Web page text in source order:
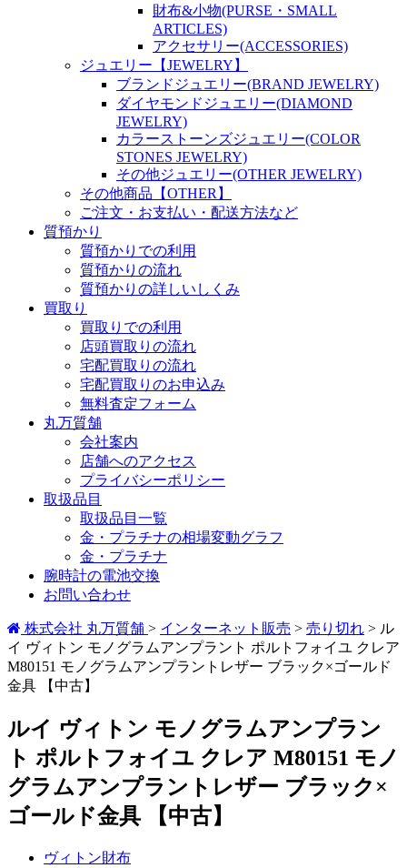
財布&小物(PURSE・SMALL
ARTICLES)
アクセサリー(ACCESSORIES)
ジュエリー【JEWELRY】
ブランドジュエリー(BRAND JEWELRY)
ダイヤモンドジュエリー(DIAMOND
JEWELRY)
カラーストーンズジュエリー(COLOR
STONES JEWELRY)
その他ジュエリー(OTHER JEWELRY)
その他商品【OTHER】
ご注文・お支払い・配送方法など
質預かり
質預かりでの利用
質預かりの流れ
質預かりの詳しいしくみ
買取り
買取りでの利用
店頭買取りの流れ
宅配買取りの流れ
宅配買取りのお申込み
無料査定フォーム
丸万質舗
会社案内
店舗へのアクセス
プライバシーポリシー
取扱品目
取扱品目一覧
金・プラチナの相場変動グラフ
金・プラチナ
腕時計の電池交換
お問い合わせ
株式会社 丸万質舗 > インターネット販売 > 売り切れ > ル
イ ヴィトン モノグラムアンプラント ポルトフォイユ クレア
M80151 モノグラムアンプラントレザー ブラック×ゴールド
金具 【中古】
ルイ ヴィトン モノグラムアンプラン
ト ポルトフォイユ クレア M80151 モノ
グラムアンプラントレザー ブラック×
ゴールド金具 【中古】
ヴィトン財布